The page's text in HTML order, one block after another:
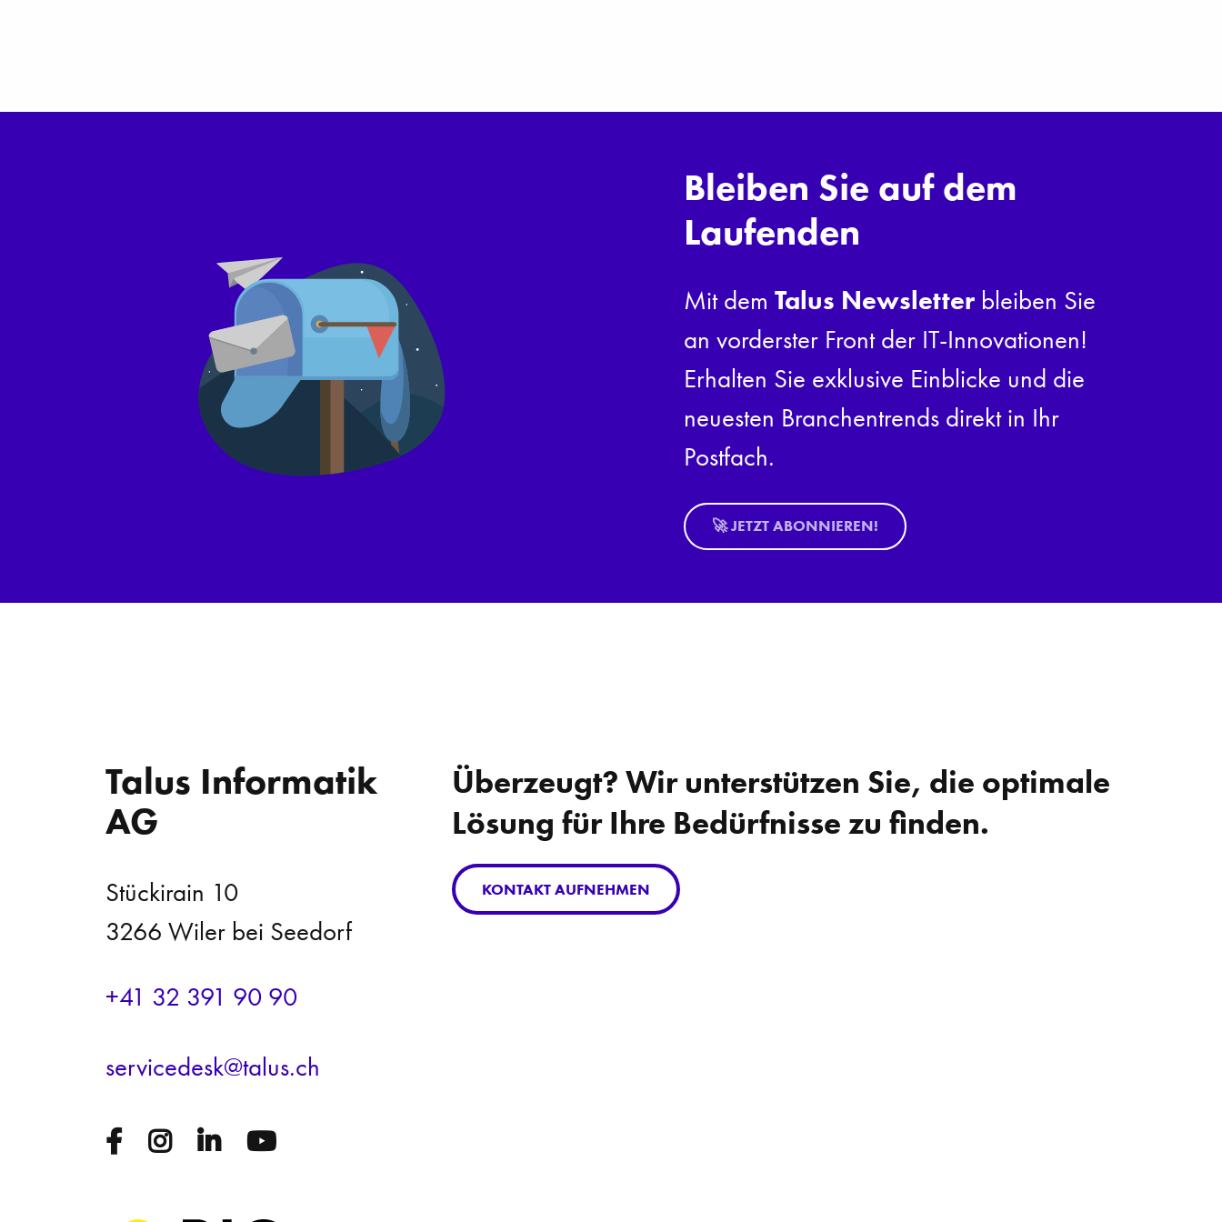
Bleiben Sie auf dem
Laufenden
Mit dem Talus Newsletter bleiben Sie
an vorderster Front der IT-Innovationen!
Erhalten Sie exklusive Einblicke und die
neuesten Branchentrends direkt in Ihr
Postfach.
🚀 JETZT ABONNIEREN!
Talus Informatik
AG
Stückirain 10
3266 Wiler bei Seedorf
+41 32 391 90 90
s rv c d sk t l s ch
Überzeugt? Wir unterstützen Sie, die optimale
Lösung für Ihre Bedürfnisse zu finden.
KONTAKT AUFNEHMEN